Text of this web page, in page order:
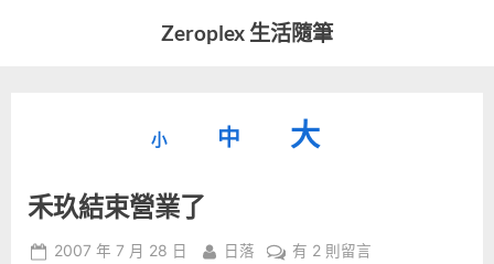
Zeroplex 生活隨筆
發
活
事
小
型
小。
中
重
型
大
字
禾玖結束營業了
Posted
2007 年 7 月 28 日 By
日落
在
有 2 則留言